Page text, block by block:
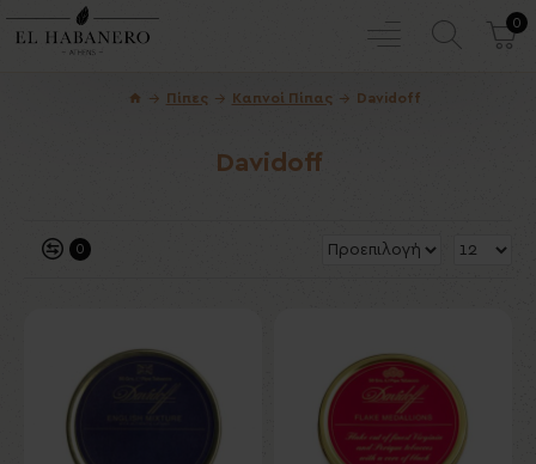
0
Πίπες Καπνοί Πίπας Davidoff
Davidoff
0